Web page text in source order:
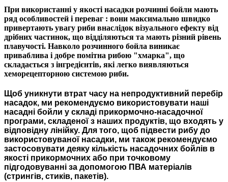
При використанні у якості насадки розчинні бойли мають
ряд особливостей і переваг : вони максимально швидко
привертають увагу риби внаслідок візуального ефекту від
дрібних частинок, що відділяються та мають різний рівень
плавучості. Навколо розчинного бойла виникає
приваблива і добре помітна рибою "хмарка", що
складається з інгредієнтів, які легко виявляються
хеморецепторною системою риби.
Щоб уникнути втрат часу на непродуктивний перебір
насадок, ми рекомендуємо використовувати наші
насадні бойли у складі прикормочно-насадочної
програми, складеної з наших продуктів, що входять у
відповідну лінійку. Для того, щоб підвести рибу до
використовуваної насадки, ми також рекомендуємо
застосовувати деяку кількість насадочних бойлiв в
якості прикормочних або при точковому
підгодовуванні за допомогою ПВА матеріалів
(стрингiв, стикiв, пакетів).